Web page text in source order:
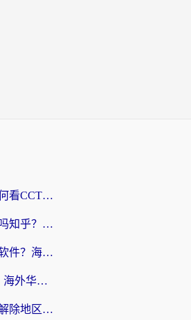
海外党亲测：在海外如何看CCTV？告别“仅限大陆播放”的实用指南
央视影音在海外可以看吗知乎？留学生亲测：3步解决地域限制+追剧自由
在国外怎么看咪咕视频软件？海外党亲测有效的回国加速方案
12123在国外能登录吗？海外华人必看的回国加速实用指南
海外党追剧必备：手机解除地区限制app怎么选？解决央视视频&国内剧地区限制全指南